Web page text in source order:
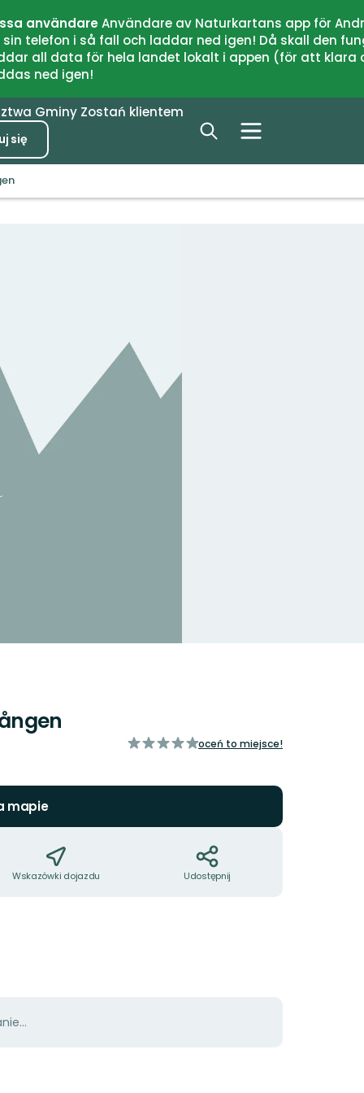
användareAnvändare av Naturkartans app för
telefon i så fall och laddar ned igen! Då skall den
all data för hela landet lokalt i appen (för att
ned igen!
Gminy Zostań klientem
się
z
oceń to miejsce!
mapie
Wskazówki dojazdu Udostępnij